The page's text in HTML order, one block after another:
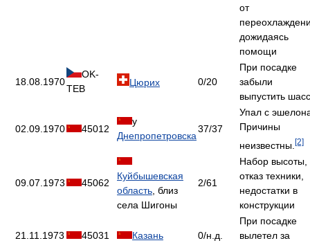
от
дожидаясь
помощи
18.08.1970
OK-
TEB
Цюрих 0/20
При посадке
забыли
выпустить
02.09.1970 45012
у
Днепропетровска
37/37
Упал с
Причины
неизвестны. [2]
09.07.1973 45062
Куйбышевская
область, близ
села Шигоны
2/61
Набор высоты,
отказ техники,
недостатки в
конструкции
21.11.1973 45031 Казань 0/н.д.
При посадке
вылетел за